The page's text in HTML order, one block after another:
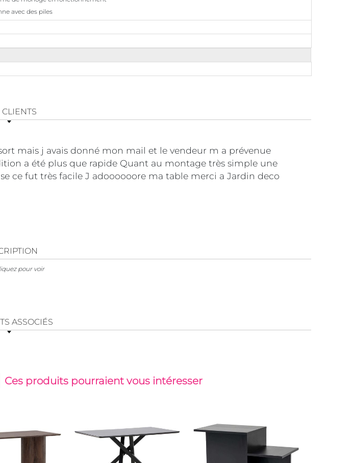
avec des piles
CLIENTS
mais j avais donné mon mail et le vendeur m a prévenue
a été plus que rapide Quant au montage très simple une
ce fut très facile J adoooooore ma table merci a Jardin deco
pour voir
ASSOCIÉS
Ces produits pourraient vous intéresser